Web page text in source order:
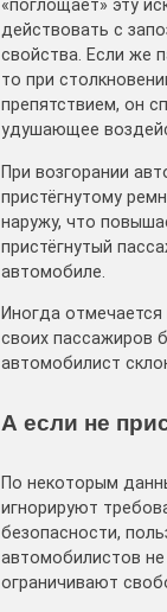
«поглощает» эту
действовать с
свойства. Если же
то при
препятствием, он
удушающее
При возгорании
пристёгнутому
наружу, что
пристёгнутый
автомобиле.
Иногда
своих пассажиров
автомобилист
А если не
По некоторым
игнорируют
безопасности,
автомобилистов
ограничивают